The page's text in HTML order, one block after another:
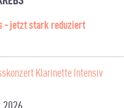
- jetzt stark reduziert